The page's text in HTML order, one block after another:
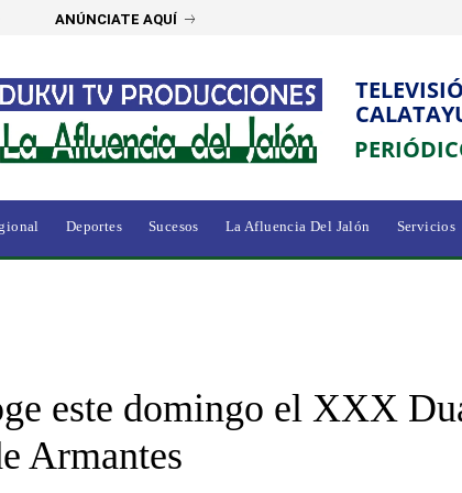
ANÚNCIATE AQUÍ
Deportes Sucesos La Afluencia Del Jalón Servicios
este domingo el XXX
Armantes